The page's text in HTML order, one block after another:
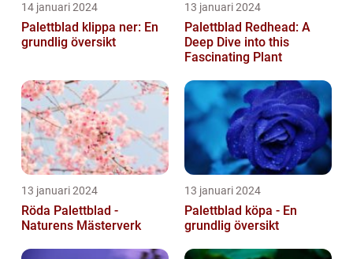
14 januari 2024
Palettblad klippa ner: En
grundlig översikt
13 januari 2024
Palettblad Redhead: A
Deep Dive into this
Fascinating Plant
13 januari 2024
Röda Palettblad -
Naturens Mästerverk
13 januari 2024
Palettblad köpa - En
grundlig översikt